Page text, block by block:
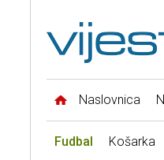
Naslovnica
Fudbal Košarka